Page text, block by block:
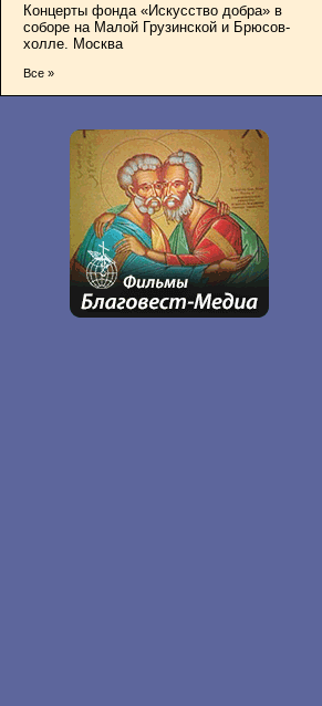
Концерты фонда «Искусство добра» в
соборе на Малой Грузинской и Брюсов-
холле. Москва
Все »